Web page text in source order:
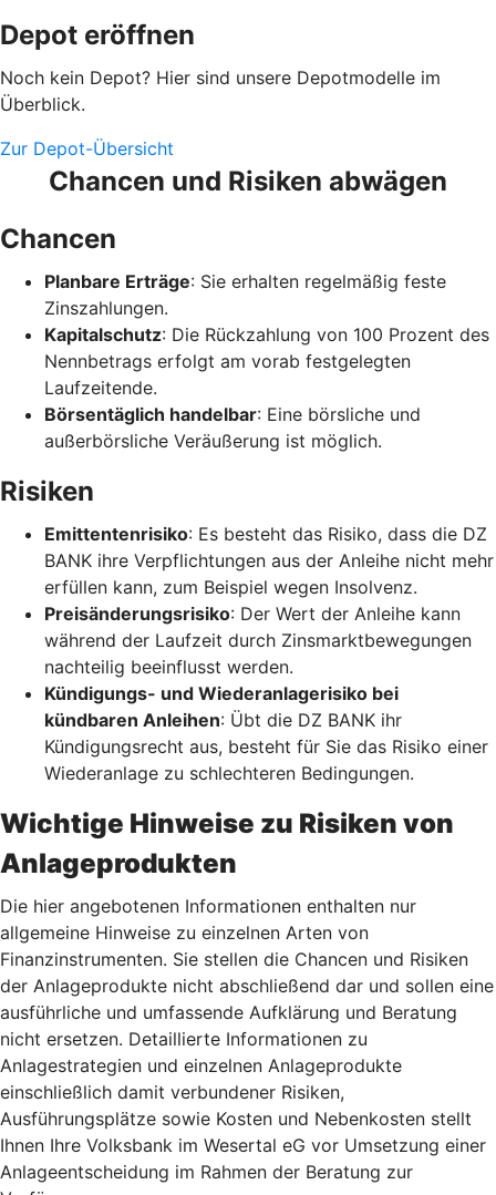
Depot eröffnen
Noch kein Depot? Hier sind unsere Depotmodelle im
Überblick.
Zur Depot-Übersicht
Chancen und Risiken abwägen
Chancen
Planbare Erträge: Sie erhalten regelmäßig feste
Zinszahlungen.
Kapitalschutz: Die Rückzahlung von 100 Prozent des
Nennbetrags erfolgt am vorab festgelegten
Laufzeitende.
Börsentäglich handelbar: Eine börsliche und
außerbörsliche Veräußerung ist möglich.
Risiken
Emittentenrisiko: Es besteht das Risiko, dass die DZ
BANK ihre Verpflichtungen aus der Anleihe nicht mehr
erfüllen kann, zum Beispiel wegen Insolvenz.
Preisänderungsrisiko: Der Wert der Anleihe kann
während der Laufzeit durch Zinsmarktbewegungen
nachteilig beeinflusst werden.
Kündigungs- und Wiederanlagerisiko bei
kündbaren Anleihen: Übt die DZ BANK ihr
Kündigungsrecht aus, besteht für Sie das Risiko einer
Wiederanlage zu schlechteren Bedingungen.
Wichtige Hinweise zu Risiken von
Anlageprodukten
Die hier angebotenen Informationen enthalten nur
allgemeine Hinweise zu einzelnen Arten von
Finanzinstrumenten. Sie stellen die Chancen und Risiken
der Anlageprodukte nicht abschließend dar und sollen eine
ausführliche und umfassende Aufklärung und Beratung
nicht ersetzen. Detaillierte Informationen zu
Anlagestrategien und einzelnen Anlageprodukte
einschließlich damit verbundener Risiken,
Ausführungsplätze sowie Kosten und Nebenkosten stellt
Ihnen Ihre Volksbank im Wesertal eG vor Umsetzung einer
Anlageentscheidung im Rahmen der Beratung zur